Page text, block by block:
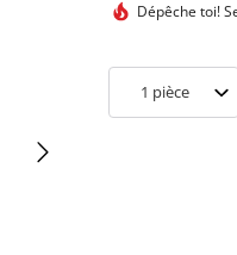
Dépêche toi!
1 pièce